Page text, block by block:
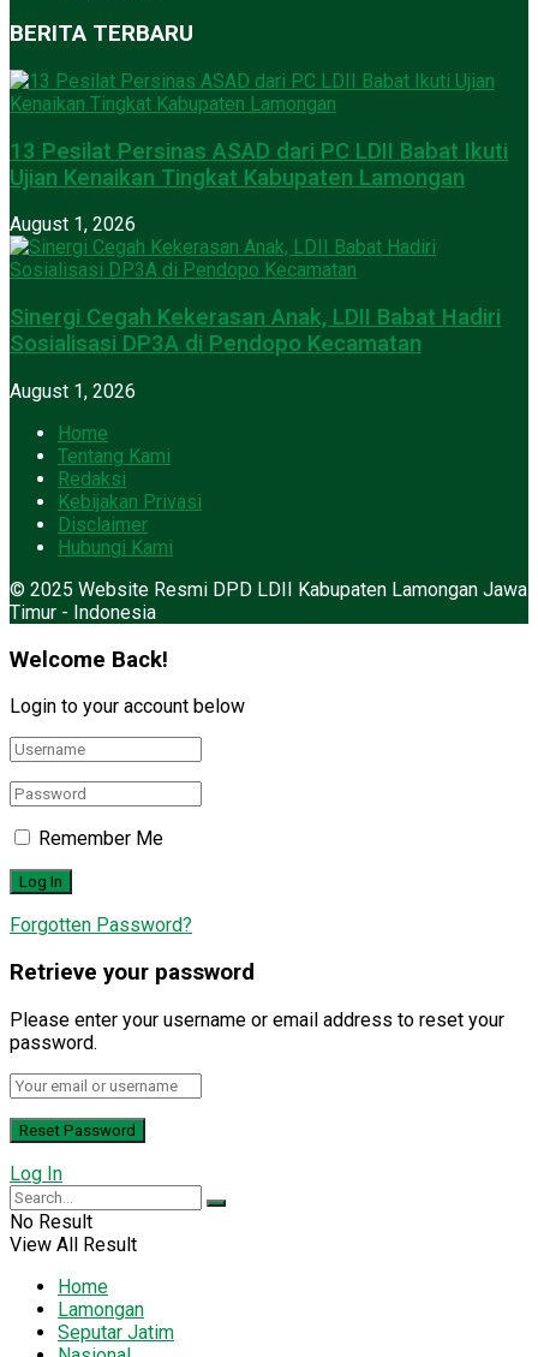
BERITA TERBARU
13 Pesilat Persinas ASAD dari PC LDII Babat Ikuti
Ujian Kenaikan Tingkat Kabupaten Lamongan
August 1, 2026
Sinergi Cegah Kekerasan Anak, LDII Babat Hadiri
Sosialisasi DP3A di Pendopo Kecamatan
August 1, 2026
Home
Tentang Kami
Redaksi
Kebijakan Privasi
Disclaimer
Hubungi Kami
© 2025 Website Resmi DPD LDII Kabupaten Lamongan Jawa
Timur - Indonesia
Welcome Back!
Login to your account below
Remember Me
Forgotten Password?
Retrieve your password
Please enter your username or email address to reset your
password.
Log In
No Result
View All Result
Home
Lamongan
Seputar Jatim